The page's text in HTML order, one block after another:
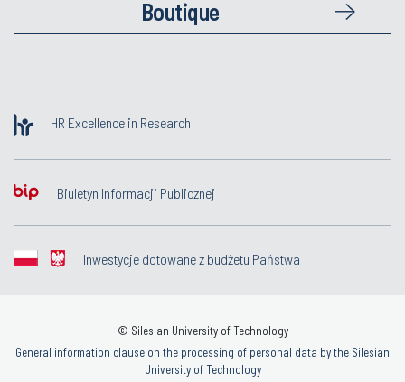
Boutique
HR Excellence in Research
Biuletyn Informacji Publicznej
Inwestycje dotowane z budżetu Państwa
© Silesian University of Technology
General information clause on the processing of personal data by the Silesian
University of Technology